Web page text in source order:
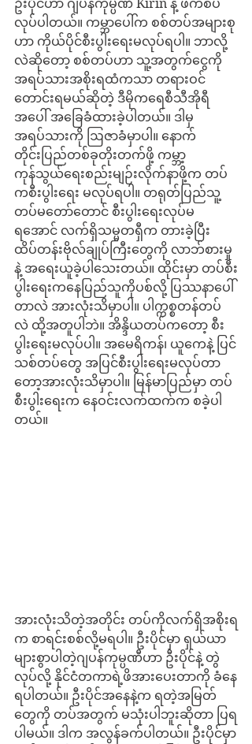
ဦးပိုင်ဟာ ဂျပန်ကုမ္ပဏီ Kirin နဲ့ ဖက်စပ်
လုပ်ပါတယ်။ ကမ္ဘာပေါ်က စစ်တပ်အများစု
ဟာ ကိုယ်ပိုင်စီးပွါးရေးမလုပ်ရပါ။ ဘာလို့
လဲဆိုတော့ စစ်တပ်ဟာ သူ့အတွက်ငွေကို
အရပ်သားအစိုးရထံကသာ တရားဝင်
တောင်းရမယ်ဆိုတဲ့ ဒီမိုကရေစီသီအိုရီ
အပေါ် အခြေခံထားခဲ့ပါတယ်။ ဒါမှ
အရပ်သားကို ဩဇာခံမှာပါ။ နောက်
တိုင်းပြည်တစ်ခုတိုးတက်ဖို့ ကမ္ဘာ့
ကုန်သွယ်ရေးစည်းမျဉ်းလိုက်နာဖို့က တပ်
ကစီးပွါးရေး မလုပ်ရပါ။ တရုတ်ပြည်သူ့
တပ်မတော်တောင် စီးပွါးရေးလုပ်မ
ရအောင် လက်ရှိသမ္မတရှီက တားခဲ့ပြီး
ထိပ်တန်းဗိုလ်ချုပ်ကြီးတွေကို လာဘ်စားမှု
နဲ့ အရေးယူခဲ့ပါသေးတယ်။ ထိုင်းမှာ တပ်စီး
ပွါးရေးကနေပြည်သူကိုပစ်လို့ ပြဿနာပေါ်
တာလဲ အားလုံးသိမှာပါ။ ပါက္ကစ္စတန်တပ်
လဲ ထို့အတူပါဘဲ။ အိန္ဒိယတပ်ကတော့ စီး
ပွါးရေးမလုပ်ပါ။ အမေရိကန်၊ ယူကေနဲ့ ပြင်
သစ်တပ်တွေ အပြင်စီးပွါးရေးမလုပ်တာ
တော့အားလုံးသိမှာပါ။ မြန်မာပြည်မှာ တပ်
စီးပွါးရေးက နေဝင်းလက်ထက်က စခဲ့ပါ
တယ်။
အားလုံးသိတဲ့အတိုင်း တပ်ကိုလက်ရှိအစိုးရ
က စာရင်းစစ်လို့မရပါ။ ဦးပိုင်မှာ ရှယ်ယာ
များစွာပါတဲ့ဂျပန်ကုမ္ပဏီဟာ ဦးပိုင်နဲ့ တွဲ
လုပ်လို့ နိုင်ငံတကာရဲ့ဖိအားပေးတာကို ခံနေ
ရပါတယ်။ ဦးပိုင်အနေနဲ့က ရတဲ့အမြတ်
တွေကို တပ်အတွက် မသုံးပါဘူးဆိုတာ ပြရ
ပါမယ်။ ဒါက အလွန်ခက်ပါတယ်။ ဦးပိုင်မှာ